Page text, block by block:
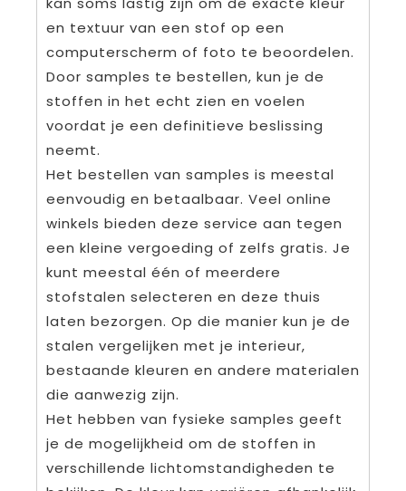
en textuur van een stof op een
computerscherm of foto te beoordelen.
Door samples te bestellen, kun je de
stoffen in het echt zien en voelen
voordat je een definitieve beslissing
neemt.
Het bestellen van samples is meestal
eenvoudig en betaalbaar. Veel online
winkels bieden deze service aan tegen
een kleine vergoeding of zelfs gratis. Je
kunt meestal één of meerdere
stofstalen selecteren en deze thuis
laten bezorgen. Op die manier kun je de
stalen vergelijken met je interieur,
bestaande kleuren en andere materialen
die aanwezig zijn.
Het hebben van fysieke samples geeft
je de mogelijkheid om de stoffen in
verschillende lichtomstandigheden te